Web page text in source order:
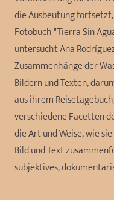
die Ausbeutung
Fotobuch "Tierra Sin
untersucht Ana
Zusammenhänge der
Bildern und Texten,
aus ihrem
verschiedene Facetten
die Art und Weise, wie
Bild und Text
subjektives,